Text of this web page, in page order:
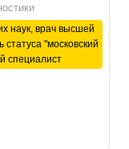
наук, врач высшей
статуса "московский
специалист